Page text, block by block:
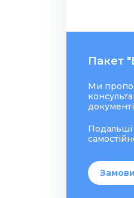
Пакет
Ми
Подальші